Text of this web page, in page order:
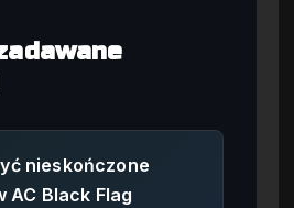
nieskończone
AC Black Flag